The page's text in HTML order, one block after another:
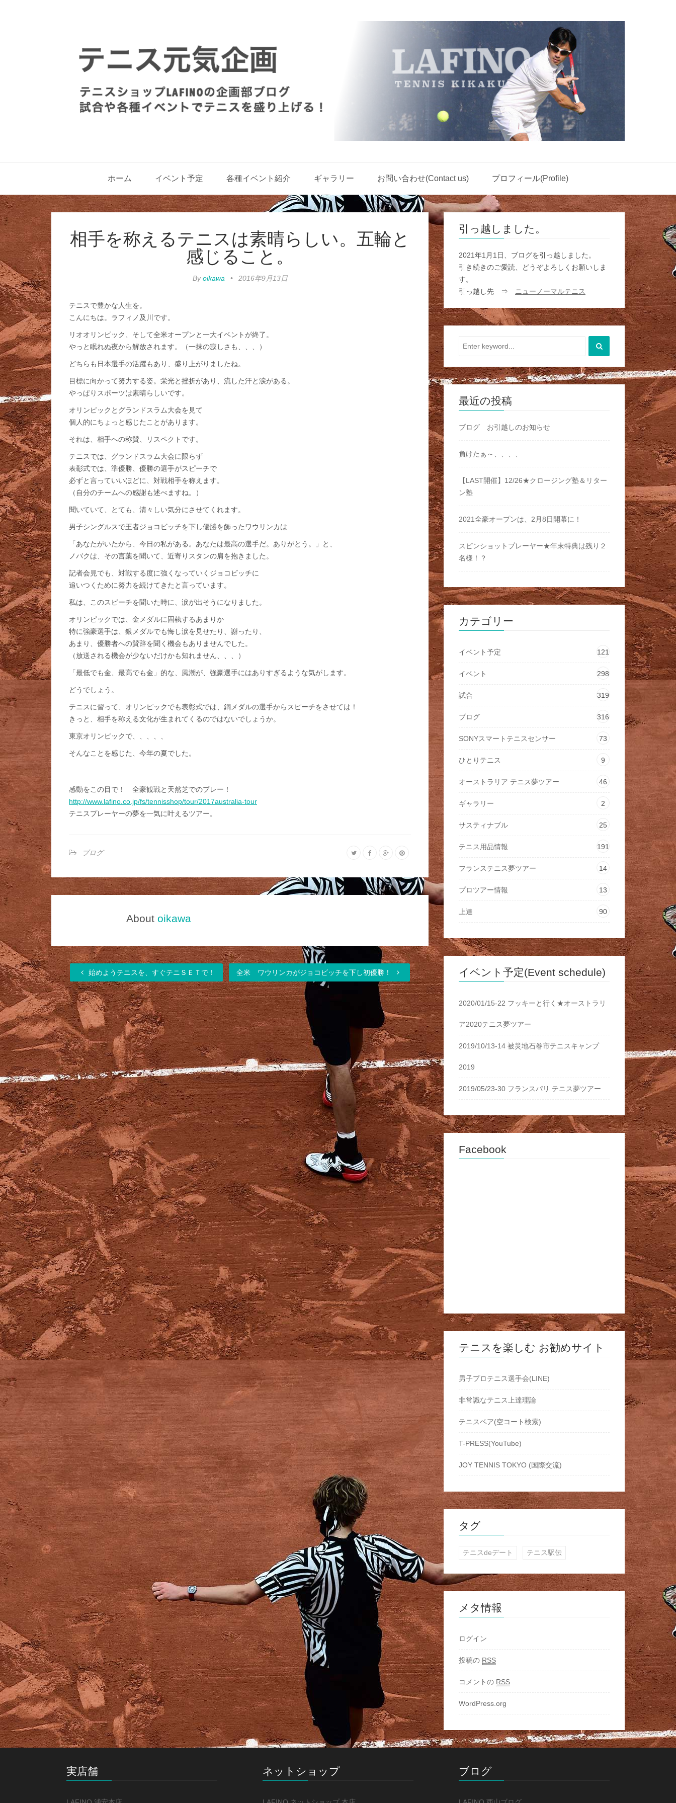
ホーム イベント予定 各種イベント紹介 ギャラリー お問い合わせ(Contact us) プロフィール(Profile)
相手を称えるテニスは素晴らしい。五輪と
感じること。
Byoikawa • 2016年9月13日
テニスで豊かな人生を。
こんにちは。ラフィノ及川です。
リオオリンピック、そして全米オープンと一大イベントが終了。
やっと眠れぬ夜から解放されます。（一抹の寂しさも、、、）
どちらも日本選手の活躍もあり、盛り上がりましたね。
目標に向かって努力する姿。栄光と挫折があり、流した汗と涙がある。
やっぱりスポーツは素晴らしいです。
オリンピックとグランドスラム大会を見て
個人的にちょっと感じたことがあります。
それは、相手への称賛、リスペクトです。
テニスでは、グランドスラム大会に限らず
表彰式では、準優勝、優勝の選手がスピーチで
必ずと言っていいほどに、対戦相手を称えます。
（自分のチームへの感謝も述べますね。）
聞いていて、とても、清々しい気分にさせてくれます。
男子シングルスで王者ジョコビッチを下し優勝を飾ったワウリンカは
「あなたがいたから、今日の私がある。あなたは最高の選手だ。ありがとう。」と、
ノバクは、その言葉を聞いて、近寄りスタンの肩を抱きました。
記者会見でも、対戦する度に強くなっていくジョコビッチに
追いつくために努力を続けてきたと言っています。
私は、このスピーチを聞いた時に、涙が出そうになりました。
オリンピックでは、金メダルに固執するあまりか
特に強豪選手は、銀メダルでも悔し涙を見せたり、謝ったり、
あまり、優勝者への賛辞を聞く機会もありませんでした。
（放送される機会が少ないだけかも知れません、、、）
「最低でも金、最高でも金」的な、風潮が、強豪選手にはありすぎるような気がします。
どうでしょう。
テニスに習って、オリンピックでも表彰式では、銅メダルの選手からスピーチをさせては！
きっと、相手を称える文化が生まれてくるのではないでしょうか。
東京オリンピックで、、、、、
そんなことを感じた、今年の夏でした。
感動をこの目で！ 全豪観戦と天然芝でのプレー！
http://www.lafino.co.jp/fs/tennisshop/tour/2017australia-tour
テニスプレーヤーの夢を一気に叶えるツアー。
ブログ
About oikawa
始めようテニスを、すぐテニＳＥＴで！ 全米 ワウリンカがジョコビッチを下し初優勝！
引っ越しました。
2021年1月1日、ブログを引っ越しました。
引き続きのご愛読、どうぞよろしくお願いしま
す。
引っ越し先 ⇒
ニューノーマルテニス
最近の投稿
ブログ お引越しのお知らせ
負けたぁ～、、、、
【LAST開催】12/26★クロージング塾＆リター
ン塾
2021全豪オープンは、2月8日開幕に！
スピンショットプレーヤー★年末特典は残り２
名様！？
カテゴリー
イベント予定 121
イベント 298
試合 319
ブログ 316
SONYスマートテニスセンサー 73
ひとりテニス 9
オーストラリア テニス夢ツアー 46
ギャラリー 2
サスティナブル 25
テニス用品情報 191
フランステニス夢ツアー 14
プロツアー情報 13
上達 90
イベント予定(Event schedule)
2020/01/15-22 フッキーと行く★オーストラリ
ア2020テニス夢ツアー
2019/10/13-14 被災地石巻市テニスキャンプ
2019
2019/05/23-30 フランスパリ テニス夢ツアー
Facebook
テニスを楽しむ お勧めサイト
男子プロテニス選手会(LINE)
非常識なテニス上達理論
テニスベア(空コート検索)
T-PRESS(YouTube)
JOY TENNIS TOKYO (国際交流)
タグ
テニスdeデート テニス駅伝
メタ情報
ログイン
投稿の RSS
コメントの RSS
WordPress.org
実店舗 ネットショップ ブログ